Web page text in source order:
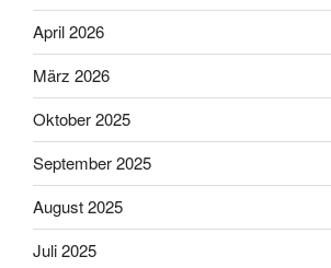
April 2026
März 2026
Oktober 2025
September 2025
August 2025
Juli 2025